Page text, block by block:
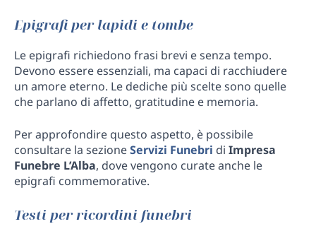
Epigrafi per lapidi e tombe
Le epigrafi richiedono frasi brevi e senza tempo.
Devono essere essenziali, ma capaci di racchiudere
un amore eterno. Le dediche più scelte sono quelle
che parlano di affetto, gratitudine e memoria.
Per approfondire questo aspetto, è possibile
consultare la sezioneServizi Funebri di Impresa
Funebre L’Alba, dove vengono curate anche le
epigrafi commemorative.
Testi per ricordini funebri